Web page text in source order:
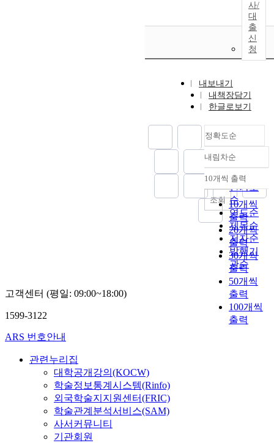
사/
대
출
신
청
내보내기
내책장담기
한글로보기
정확도순
정확도
순
인기도
순
연도순
제목순
저자순
발행기
관순
내림차순
내림차순
10개씩 출력
10개씩
출력
20개씩
출력
30개씩
출력
50개씩
출력
100개씩
출력
조회
고객센터 (평일: 09:00~18:00)
1599-3122
ARS 번호안내
관련누리집
대학공개강의(KOCW)
학술정보통계시스템(Rinfo)
외국학술지지원센터(FRIC)
학술관계분석서비스(SAM)
사서커뮤니티
기관회원